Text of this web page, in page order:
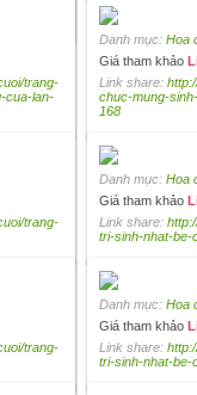
hoa-
trang-
cua-lan-
Danh mục: Hoa
Giá tham khảo
Link share:
chuc-mung-
168
trang-
Danh mục: Hoa
Giá tham khảo
Link share:
tri-sinh-nhat-be-
trang-
Danh mục: Hoa
Giá tham khảo
Link share:
tri-sinh-nhat-be-